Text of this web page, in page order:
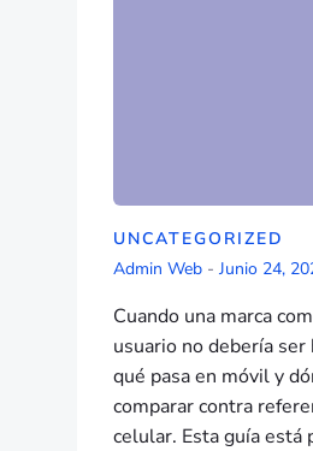
UNCATEGORIZED
Admin Web - Junio 24,
Cuando una marca
usuario no debería
qué pasa en móvil y
comparar contra
celular. Esta guía está